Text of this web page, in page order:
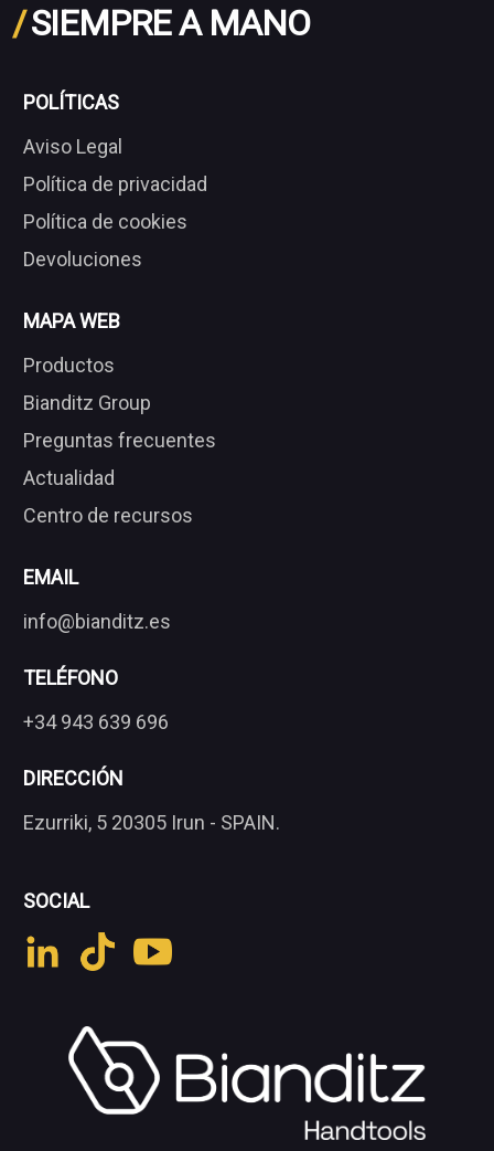
/SIEMPRE A MANO
POLÍTICAS
Aviso Legal
Política de privacidad
Política de cookies
Devoluciones
MAPA WEB
Productos
Bianditz Group
Preguntas frecuentes
Actualidad
Centro de recursos
EMAIL
info@bianditz.es
TELÉFONO
+34 943 639 696
DIRECCIÓN
Ezurriki, 5 20305 Irun - SPAIN.
SOCIAL